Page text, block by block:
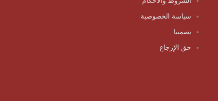
سياسة الخصوصية
بصمتنا
حق الإرجاع